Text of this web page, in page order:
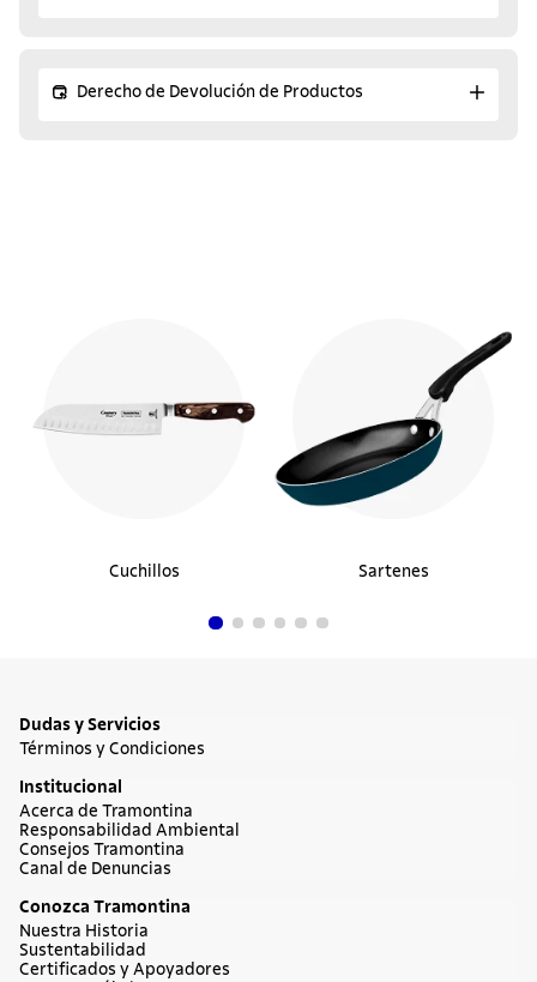
Derecho de Devolución de Productos
Cuchillos Sartenes
Dudas y Servicios
Términos y Condiciones
Institucional
Acerca de Tramontina
Responsabilidad Ambiental
Consejos Tramontina
Canal de Denuncias
Conozca Tramontina
Nuestra Historia
Sustentabilidad
Certificados y Apoyadores